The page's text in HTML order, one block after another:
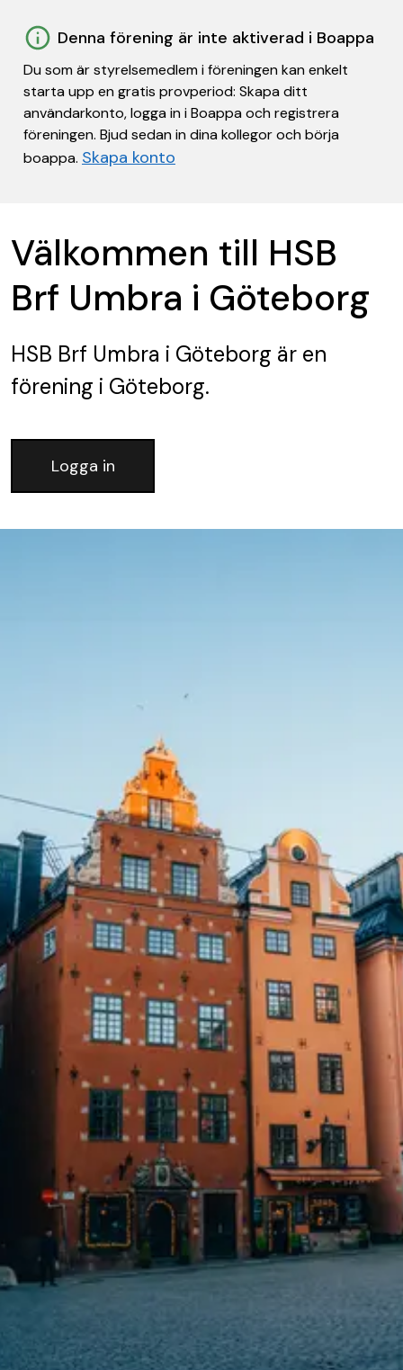
Denna förening är inte aktiverad i Boappa
Du som är styrelsemedlem i föreningen kan enkelt
starta upp en gratis provperiod: Skapa ditt
användarkonto, logga in i Boappa och registrera
föreningen. Bjud sedan in dina kollegor och börja
boappa. Skapa konto
Välkommen till HSB
Brf Umbra i Göteborg
HSB Brf Umbra i Göteborg är en
förening i Göteborg.
Logga in